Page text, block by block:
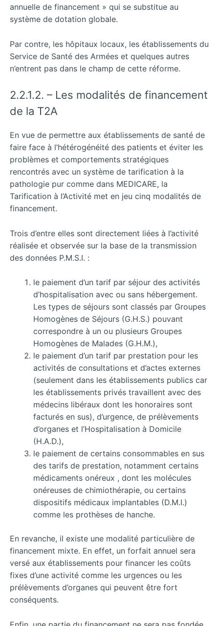
annuelle de financement » qui se substitue au
système de dotation globale.
Par contre, les hôpitaux locaux, les établissements du
Service de Santé des Armées et quelques autres
n’entrent pas dans le champ de cette réforme.
2.2.1.2. – Les modalités de financement
de la T2A
En vue de permettre aux établissements de santé de
faire face à l’hétérogénéité des patients et éviter les
problèmes et comportements stratégiques
rencontrés avec un système de tarification à la
pathologie pur comme dans MEDICARE, la
Tarification à l’Activité met en jeu cinq modalités de
financement.
Trois d’entre elles sont directement liées à l’activité
réalisée et observée sur la base de la transmission
des données P.M.S.I. :
le paiement d’un tarif par séjour des activités
d’hospitalisation avec ou sans hébergement.
Les types de séjours sont classés par Groupes
Homogènes de Séjours (G.H.S.) pouvant
correspondre à un ou plusieurs Groupes
Homogènes de Malades (G.H.M.),
le paiement d’un tarif par prestation pour les
activités de consultations et d’actes externes
(seulement dans les établissements publics car
les établissements privés travaillent avec des
médecins libéraux dont les honoraires sont
facturés en sus), d’urgence, de prélèvements
d’organes et l’Hospitalisation à Domicile
(H.A.D.),
le paiement de certains consommables en sus
des tarifs de prestation, notamment certains
médicaments onéreux , dont les molécules
onéreuses de chimiothérapie, ou certains
dispositifs médicaux implantables (D.M.I.)
comme les prothèses de hanche.
En revanche, il existe une modalité particulière de
financement mixte. En effet, un forfait annuel sera
versé aux établissements pour financer les coûts
fixes d’une activité comme les urgences ou les
prélèvements d’organes qui peuvent être fort
conséquents.